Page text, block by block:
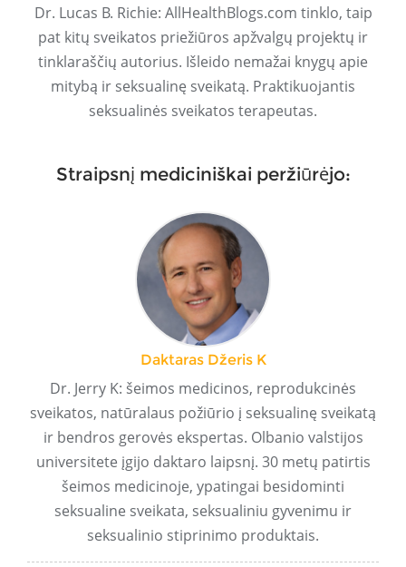
Dr. Lucas B. Richie: AllHealthBlogs.com tinklo, taip
pat kitų sveikatos priežiūros apžvalgų projektų ir
tinklaraščių autorius. Išleido nemažai knygų apie
mitybą ir seksualinę sveikatą. Praktikuojantis
seksualinės sveikatos terapeutas.
Straipsnį mediciniškai peržiūrėjo:
Daktaras Džeris K
Dr. Jerry K: šeimos medicinos, reprodukcinės
sveikatos, natūralaus požiūrio į seksualinę sveikatą
ir bendros gerovės ekspertas. Olbanio valstijos
universitete įgijo daktaro laipsnį. 30 metų patirtis
šeimos medicinoje, ypatingai besidominti
seksualine sveikata, seksualiniu gyvenimu ir
seksualinio stiprinimo produktais.